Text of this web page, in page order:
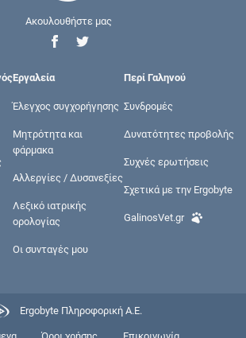
Ακουλουθήστε μας
Εργαλεία
Έλεγχος συγχορήγησης
Μητρότητα και
φάρμακα
Αλλεργίες / Δυσανεξίες
Λεξικό ιατρικής
ορολογίας
Οι συνταγές μου
Περί Γαληνού
Συνδρομές
Δυνατότητες προβολής
Συχνές ερωτήσεις
Σχετικά με την Ergobyte
GalinosVet.gr
Ergobyte Πληροφορική Α.Ε.